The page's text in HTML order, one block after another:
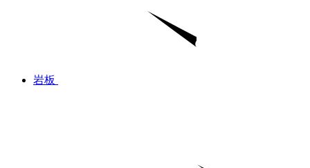
岩板